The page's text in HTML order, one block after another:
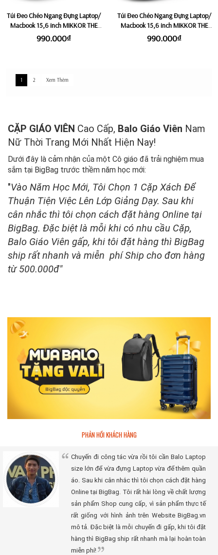
Túi Đeo Chéo Ngang Đựng Laptop/
Macbook 15,6 inch MIKKOR THE
FELIX - Dark Tan
990.000₫
Túi Đeo Chéo Ngang Đựng Laptop/
Macbook 15,6 inch MIKKOR THE
FELIX - Dark Navy
990.000₫
1 2 Xem Thêm
CẶP GIÁO VIÊN Cao Cấp, Balo Giáo Viên Nam
Nữ Thời Trang Mới Nhất Hiện Nay!
Dưới đây là cảm nhận của một Cô giáo đã trải nghiệm mua
sắm tại BigBag trước thềm năm học mới:
"Vào Năm Học Mới, Tôi Chọn 1 Cặp Xách Để
Thuận Tiện Việc Lên Lớp Giảng Dạy. Sau khi
cân nhắc thì tôi chọn cách đặt hàng Online tại
BigBag. Đặc biệt là mỗi khi có nhu cầu Cặp,
Balo Giáo Viên gấp, khi tôi đặt hàng thì BigBag
ship rất nhanh và miễn phí Ship cho đơn hàng
từ 500.000đ"
PHẢN HỒI KHÁCH HÀNG
Chuyến đi công tác vừa rồi tôi cần Balo Laptop
size lớn để vừa đựng Laptop vừa để thêm quần
áo. Sau khi cân nhắc thì tôi chọn cách đặt hàng
Online tại BigBag. Tôi rất hài lòng về chất lượng
sản phẩm Shop cung cấp, vì sản phẩm thực tế
rất giống với hình ảnh trên Website BigBag.vn
mô tả. Đặc biệt là mỗi chuyến đi gấp, khi tôi đặt
hàng thì BigBag ship rất nhanh mà lại hoàn toàn
miễn phí!